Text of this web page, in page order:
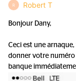
R Robert T
Bonjour Dany,
Ceci est une
donner votre numéro
banque